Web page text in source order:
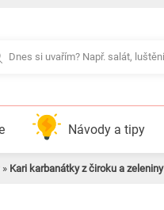
Návody a tipy
» Kari karbanátky z čiroku a zeleniny